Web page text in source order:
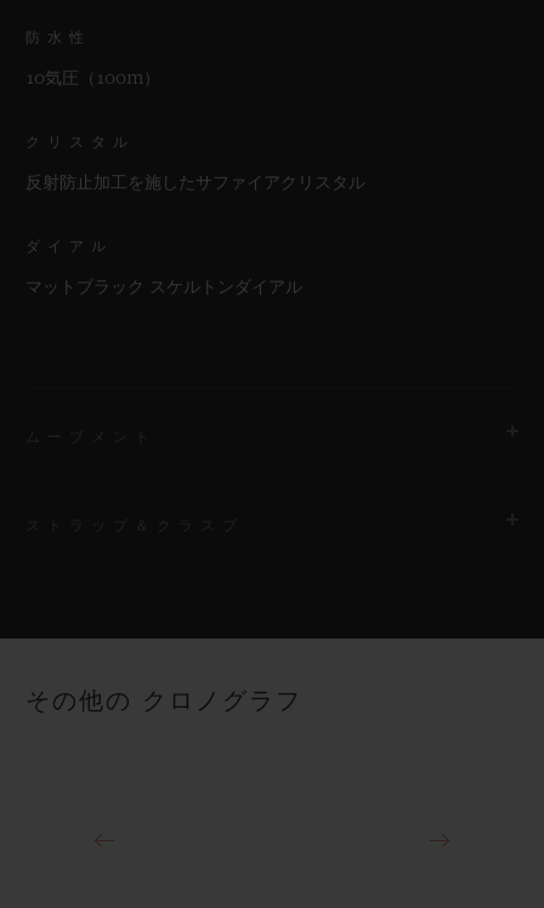
防水性
10気圧（100m）
クリスタル
反射防止加工を施したサファイアクリスタル
ダイアル
マットブラック スケルトンダイアル
ストラップ
その他の クロノグラフ